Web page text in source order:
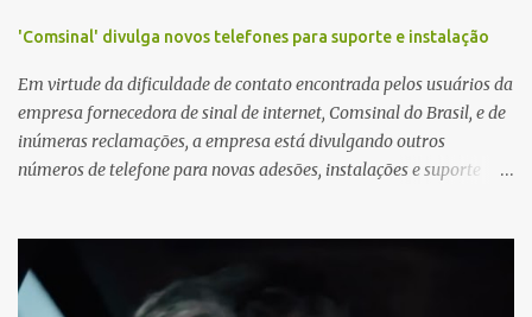
'Comsinal' divulga novos telefones para suporte e instalação
Em virtude da dificuldade de contato encontrada pelos usuários da
empresa fornecedora de sinal de internet, Comsinal do Brasil, e de
inúmeras reclamações, a empresa está divulgando outros
números de telefone para novas adesões, instalações e suporte